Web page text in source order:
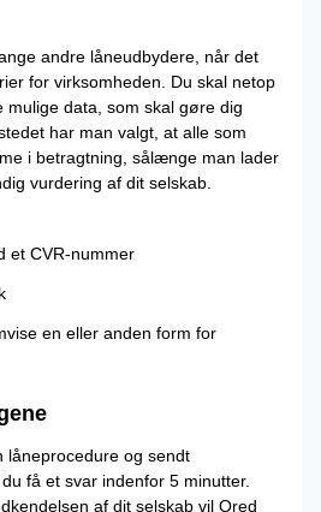
andre låneudbydere, når det
for virksomheden. Du skal netop
mulige data, som skal gøre dig
har man valgt, at alle som
i betragtning, sålænge man lader
vurdering af dit selskab.
et CVR-nummer
en eller anden form for
låneprocedure og sendt
få et svar indenfor 5 minutter.
af dit selskab vil Qred